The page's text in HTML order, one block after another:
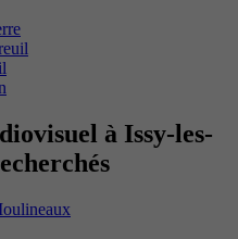
à Issy-les-